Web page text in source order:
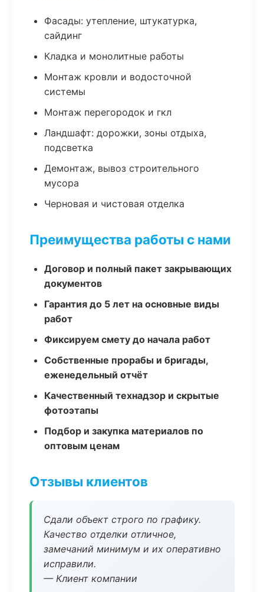
Фасады: утепление, штукатурка,
сайдинг
Кладка и монолитные работы
Монтаж кровли и водосточной
системы
Монтаж перегородок и гкл
Ландшафт: дорожки, зоны отдыха,
подсветка
Демонтаж, вывоз строительного
мусора
Черновая и чистовая отделка
Преимущества работы с нами
Договор и полный пакет закрывающих
документов
Гарантия до 5 лет на основные виды
работ
Фиксируем смету до начала работ
Собственные прорабы и бригады,
еженедельный отчёт
Качественный технадзор и скрытые
фотоэтапы
Подбор и закупка материалов по
оптовым ценам
Отзывы клиентов
Сдали объект строго по графику.
Качество отделки отличное,
замечаний минимум и их оперативно
исправили.
— Клиент компании